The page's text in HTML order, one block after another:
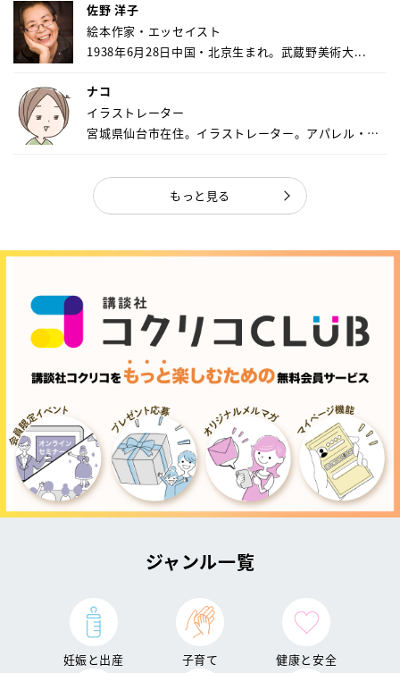
佐野 洋子
絵本作家・エッセイスト
1938年6月28日中国・北京生まれ。武蔵野美術大...
ナコ
イラストレーター
宮城県仙台市在住。イラストレーター。アパレル・キ
もっと見る
ジャンル一覧
妊娠と出産 子育て 健康と安全